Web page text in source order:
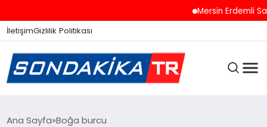
Mersin Erdemli
İletişimGizlilik Politikası
ANASAYFA
Ana Sayfa Boğa burcu